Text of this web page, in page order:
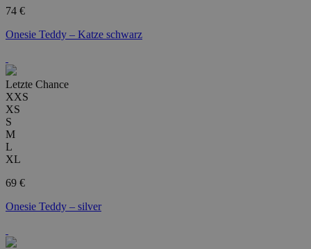
74 €
Onesie Teddy – Katze schwarz
Letzte Chance
XXS
XS
S
M
L
XL
69 €
Onesie Teddy – silver